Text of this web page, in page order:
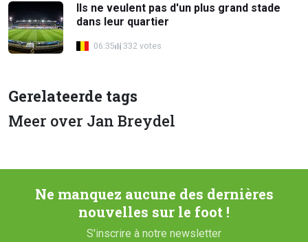
Ils ne veulent pas d'un plus grand stade
dans leur quartier
06:35 332 votes
Gerelateerde tags
Meer over Jan Breydel
Ne manquez aucune des dernières
nouvelles sur le foot !
S'inscrire à notre newsletter